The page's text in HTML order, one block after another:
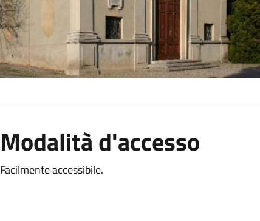
Modalità d'accesso
Facilmente accessibile.